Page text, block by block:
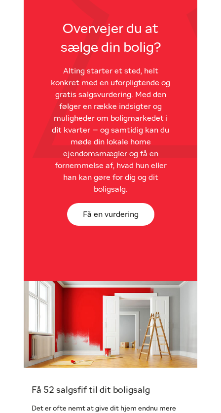
Overvejer du at
sælge din bolig?
Alting starter et sted, helt
konkret med en uforpligtende og
gratis salgsvurdering. Med den
følger en række indsigter og
muligheder om boligmarkedet i
dit kvarter – og samtidig kan du
møde din lokale home
ejendomsmægler og få en
fornemmelse af, hvad hun eller
han kan gøre for dig og dit
boligsalg.
Få en vurdering
Få 52 salgsfif til dit boligsalg
Det er ofte nemt at give dit hjem endnu mere